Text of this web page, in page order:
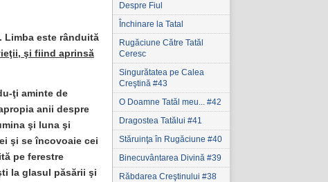
Limba este rânduită
şi fiind aprinsă
ţi aminte de
anii despre
şi luna şi
şi se încovoaie cei
pe ferestre
la glasul păsării şi
Despre Fiul
Închinare la Tatal
Rugăciune Către Tatăl
Ceresc
Singurătatea pe Calea
Creştină #43
O Doamne Tatăl meu... #42
Dragostea Tatălui #41
Stăruinţa în Rugăciune #40
Binecuvântarea Divină #39
Răbdarea Creştinului #38